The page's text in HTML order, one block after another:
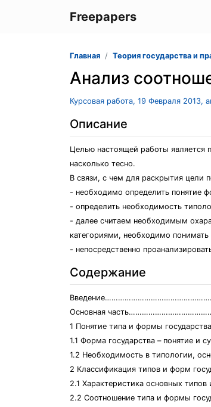
Freepapers
Главная Теория государства и
Анализ
Курсовая работа, 19 Февраля 2013,
Описание
Целью настоящей работы является
насколько тесно.
В связи, с чем для раскрытия цели
- необходимо определить понятие
- определить необходимость
- далее считаем необходимым
категориями, необходимо
- непосредственно
Содержание
Основная
1 Понятие типа и формы
1.1 Форма государства –
1.2 Необходимость в типологии,
2 Классификация типов и форм
2.1 Характеристика основных
2.2 Соотношение типа и формы